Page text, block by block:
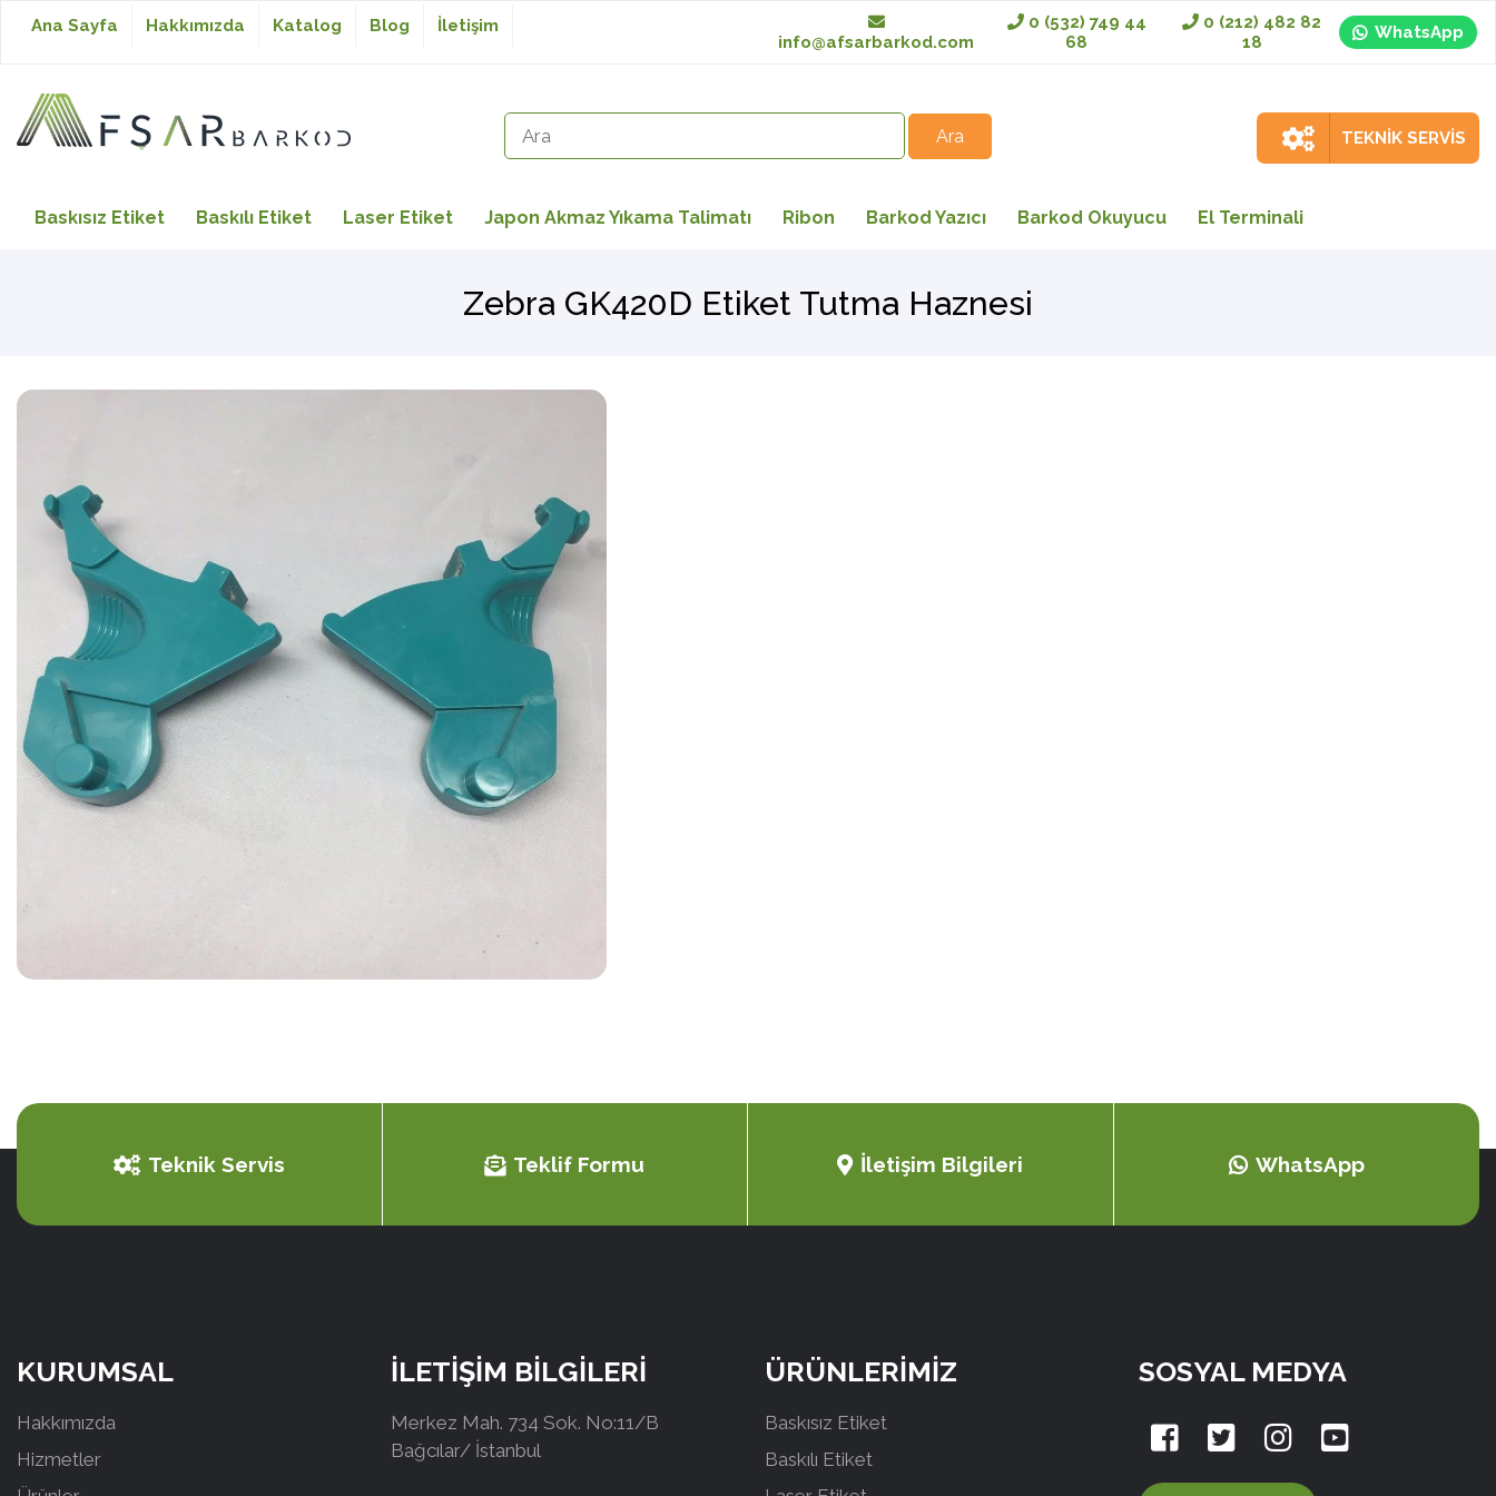
Baskısız Etiket
Barkod Yazıcı
Barkod Okuyucu
Ana Sayfa Hakkımızda Katalog Blog
İletişim
info@afsarbarkod.com
0 (532) 749 44
68
0 (212) 482 82
18
WhatsApp
TEKNİK SERVİS
Baskısız Etiket Baskılı Etiket Laser Etiket Japon Akmaz Yıkama Talimatı Ribon Barkod Yazıcı Barkod Okuyucu El Terminali
Zebra GK420D Etiket Tutma Haznesi
Teknik Servis Teklif Formu İletişim Bilgileri WhatsApp
KURUMSAL
Hakkımızda
Hizmetler
İLETİŞİM BİLGİLERİ
Merkez Mah. 734 Sok. No:11/B
Bağcılar/ İstanbul
ÜRÜNLERİMİZ
Baskısız Etiket
Baskılı Etiket
SOSYAL MEDYA